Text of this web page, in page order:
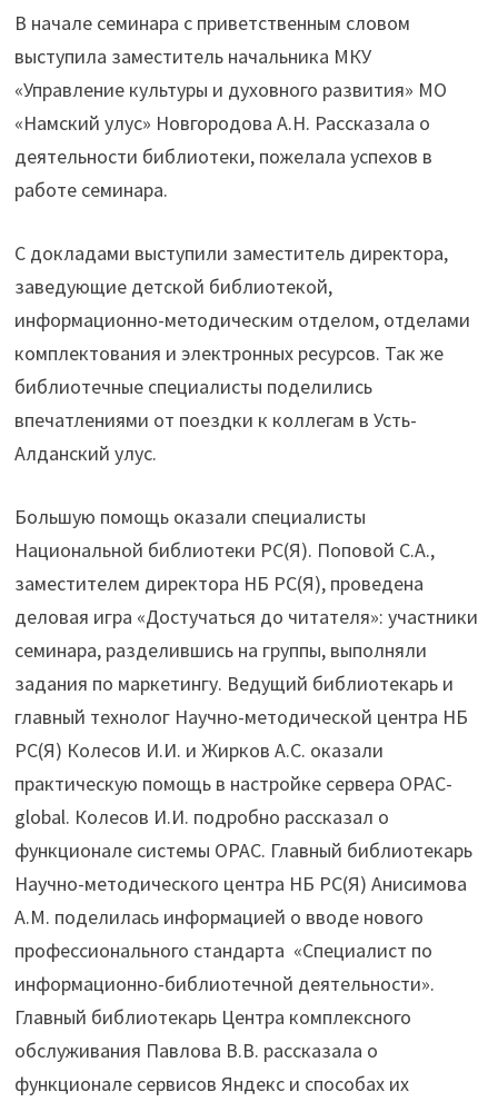
В начале семинара с приветственным словом
выступила заместитель начальника МКУ
«Управление культуры и духовного развития» МО
«Намский улус» Новгородова А.Н. Рассказала о
деятельности библиотеки, пожелала успехов в
работе семинара.
С докладами выступили заместитель директора,
заведующие детской библиотекой,
информационно-методическим отделом, отделами
комплектования и электронных ресурсов. Так же
библиотечные специалисты поделились
впечатлениями от поездки к коллегам в Усть-
Алданский улус.
Большую помощь оказали специалисты
Национальной библиотеки РС(Я). Поповой С.А.,
заместителем директора НБ РС(Я), проведена
деловая игра «Достучаться до читателя»: участники
семинара, разделившись на группы, выполняли
задания по маркетингу. Ведущий библиотекарь и
главный технолог Научно-методической центра НБ
РС(Я) Колесов И.И. и Жирков А.С. оказали
практическую помощь в настройке сервера OPAC-
global. Колесов И.И. подробно рассказал о
функционале системы OPAC. Главный библиотекарь
Научно-методического центра НБ РС(Я) Анисимова
А.М. поделилась информацией о вводе нового
профессионального стандарта «Специалист по
информационно-библиотечной деятельности».
Главный библиотекарь Центра комплексного
обслуживания Павлова В.В. рассказала о
функционале сервисов Яндекс и способах их